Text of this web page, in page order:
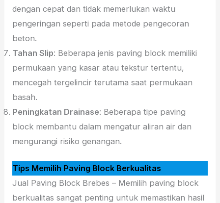
dengan cepat dan tidak memerlukan waktu
pengeringan seperti pada metode pengecoran
beton.
Tahan Slip: Beberapa jenis paving block memiliki
permukaan yang kasar atau tekstur tertentu,
mencegah tergelincir terutama saat permukaan
basah.
Peningkatan Drainase: Beberapa tipe paving
block membantu dalam mengatur aliran air dan
mengurangi risiko genangan.
Tips Memilih Paving Block Berkualitas
Jual Paving Block Brebes – Memilih paving block
berkualitas sangat penting untuk memastikan hasil